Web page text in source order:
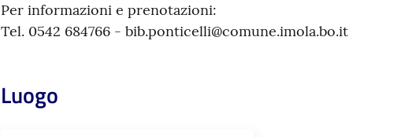
Per informazioni e prenotazioni:
Tel. 0542 684766 - bib.ponticelli@comune.imola.bo.it
Luogo